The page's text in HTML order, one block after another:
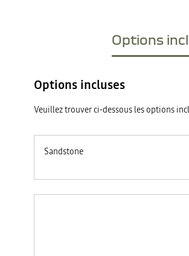
Options
Options incluses
Veuillez trouver ci-dessous les options
Sandstone